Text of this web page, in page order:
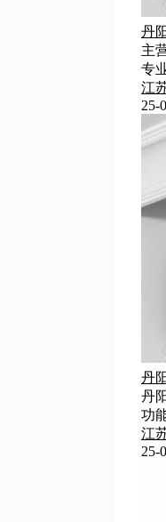
丹
主
专
江
25-
丹
丹
功
江
25-